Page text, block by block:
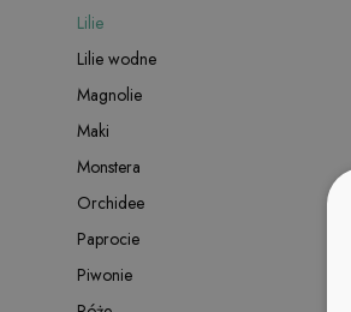
Lilie
Lilie wodne
Magnolie
Maki
Monstera
Orchidee
Paprocie
Piwonie